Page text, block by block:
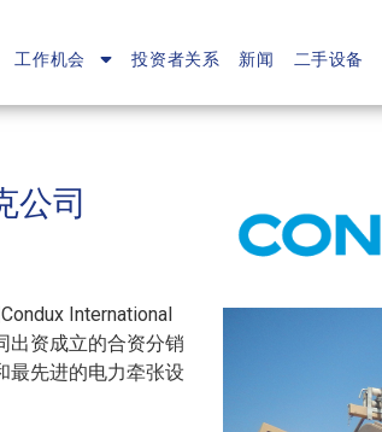
工作机会 投资者关系 新闻 二手设备
公司
International
出资成立的合资分销
最先进的电力牵张设